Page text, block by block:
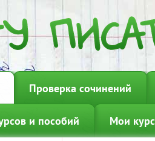
Проверка сочинений
и пособий Мои